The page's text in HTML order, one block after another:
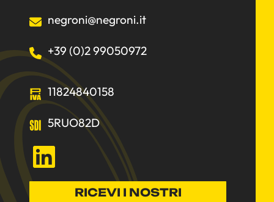
negroni@negroni.it
+39 (0)2 99050972
11824840158
5RUO82D
LinkedIn
RICEVI I NOSTRI